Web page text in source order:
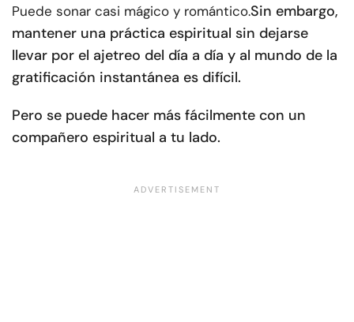
Puede sonar casi mágico y romántico.Sin embargo,
mantener una práctica espiritual sin dejarse
llevar por el ajetreo del día a día y al mundo de la
gratificación instantánea es difícil.
Pero se puede hacer más fácilmente con un
compañero espiritual a tu lado.